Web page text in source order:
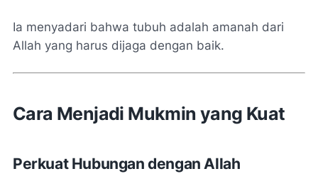
Ia menyadari bahwa tubuh adalah amanah dari
Allah yang harus dijaga dengan baik.
Cara Menjadi Mukmin yang Kuat
Perkuat Hubungan dengan Allah